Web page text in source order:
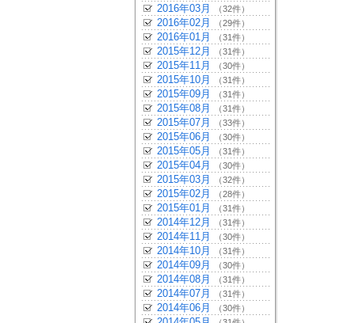
2016年03月 （32件）
2016年02月 （29件）
2016年01月 （31件）
2015年12月 （31件）
2015年11月 （30件）
2015年10月 （31件）
2015年09月 （31件）
2015年08月 （31件）
2015年07月 （33件）
2015年06月 （30件）
2015年05月 （31件）
2015年04月 （30件）
2015年03月 （32件）
2015年02月 （28件）
2015年01月 （31件）
2014年12月 （31件）
2014年11月 （30件）
2014年10月 （31件）
2014年09月 （30件）
2014年08月 （31件）
2014年07月 （31件）
2014年06月 （30件）